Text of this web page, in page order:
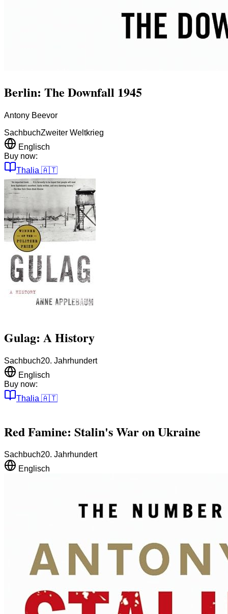
Berlin: The Downfall 1945
Antony Beevor
SachbuchZweiter Weltkrieg
Englisch
Buy now:
Thalia 🇦🇹
Gulag: A History
Sachbuch20. Jahrhundert
Englisch
Buy now:
Thalia 🇦🇹
Red Famine: Stalin's War on Ukraine
Sachbuch20. Jahrhundert
Englisch